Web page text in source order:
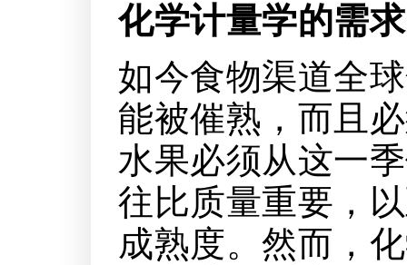
化学计量学的需求
如今食物渠道全
能被催熟，而且
水果必须从这一
往比质量重要，
成熟度。然而，